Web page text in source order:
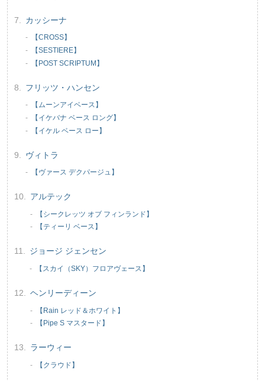
カッシーナ
【CROSS】
【SESTIERE】
【POST SCRIPTUM】
フリッツ・ハンセン
【ムーンアイベース】
【イケバナ ベース ロング】
【イケル ベース ロー】
ヴィトラ
【ヴァース デクパージュ】
アルテック
【シークレッツ オブ フィンランド】
【ティーリ ベース】
ジョージ ジェンセン
【スカイ（SKY）フロアヴェース】
ヘンリーディーン
【Rain レッド＆ホワイト】
【Pipe S マスタード】
ラーウィー
【クラウド】